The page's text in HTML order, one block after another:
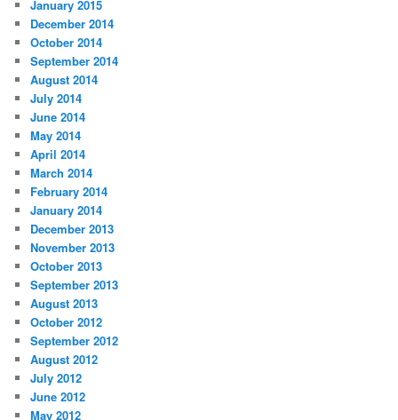
January 2015
December 2014
October 2014
September 2014
August 2014
July 2014
June 2014
May 2014
April 2014
March 2014
February 2014
January 2014
December 2013
November 2013
October 2013
September 2013
August 2013
October 2012
September 2012
August 2012
July 2012
June 2012
May 2012